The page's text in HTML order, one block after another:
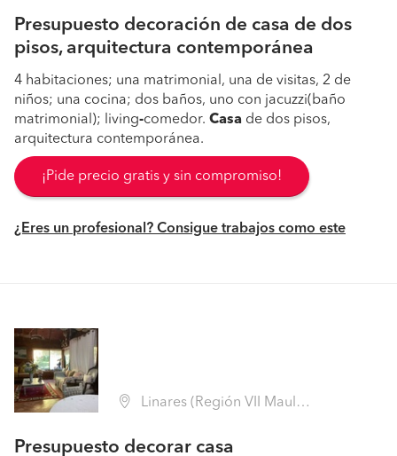
Presupuesto decoración de casa de dos
pisos, arquitectura contemporánea
4 habitaciones; una matrimonial, una de visitas, 2 de
niños; una cocina; dos baños, uno con jacuzzi(baño
matrimonial); living-comedor. Casa de dos pisos,
arquitectura contemporánea.
¡Pide precio gratis y sin compromiso!
¿Eres un profesional? Consigue trabajos como este
Linares (Región VII Maule - Linares)
Presupuesto decorar casa